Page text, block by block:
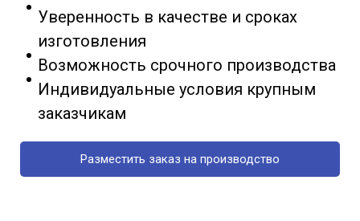
Уверенность в качестве и сроках
изготовления
Возможность срочного производства
Индивидуальные условия крупным
заказчикам
Разместить заказ на производство